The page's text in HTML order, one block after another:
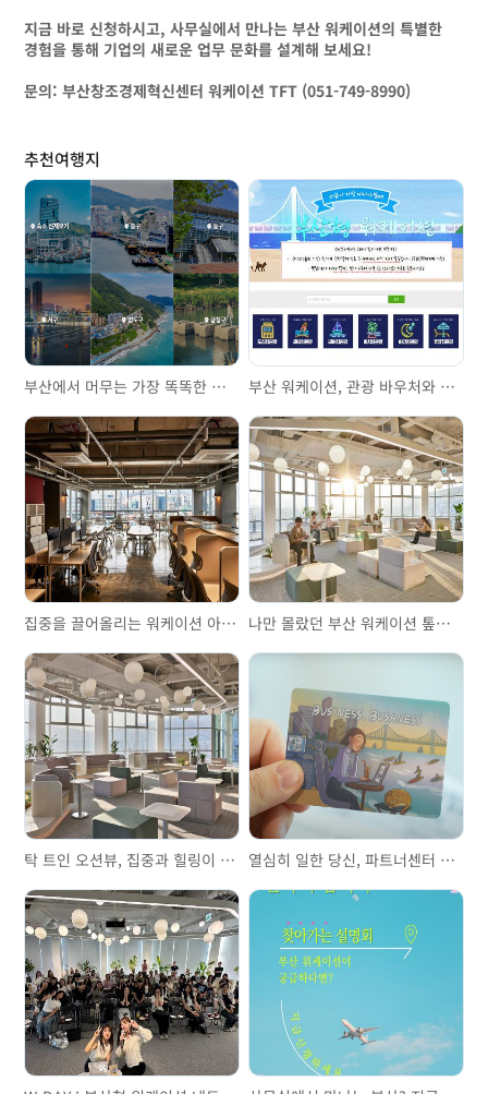
지금 바로 신청하시고, 사무실에서 만나는 부산 워케이션의 특별한
경험을 통해 기업의 새로운 업무 문화를 설계해 보세요!
문의: 부산창조경제혁신센터 워케이션 TFT (051-749-8990)
추천여행지
부산에서 머무는 가장 똑똑한 방법 – 숙박바우처 안내 부산 워케이션, 관광 바우처와 함께 만드는 VACATION 일정
집중을 끌어올리는 워케이션 아지트 – 부산 위성센터 나만 몰랐던 부산 워케이션 톺아보기!
탁 트인 오션뷰, 집중과 힐링이 공존하는 부산 워케이션 열심히 일한 당신, 파트너센터 혜택을 누리세요!